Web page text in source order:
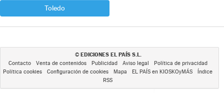
Toledo
© EDICIONES EL PAÍS S.L.
Contacto Venta de contenidos Publicidad Aviso legal
Política de privacidad
Política cookies
Configuración de cookies Mapa EL PAÍS en KIOSKOyMÁS
Índice
RSS